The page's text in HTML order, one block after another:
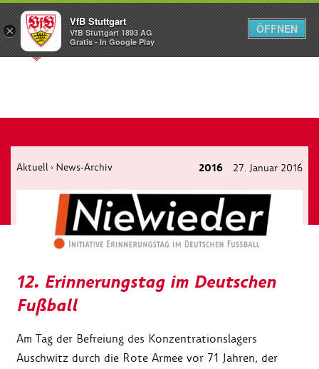
Menü
Aktuell › News-Archiv 2016 27. Januar 2016
12. Erinnerungstag im Deutschen
Fußball
Am Tag der Befreiung des Konzentrationslagers
Auschwitz durch die Rote Armee vor 71 Jahren, der
×
VfB Stuttgart
VfB Stuttgart 1893 AG
Gratis - In Google Play
ÖFFNEN